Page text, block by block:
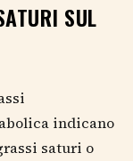
SUL
indicano
saturi o